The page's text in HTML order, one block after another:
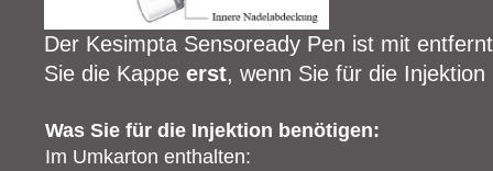
Der Kesimpta Sensoready Pen ist mit
Sie die Kappe erst, wenn Sie für die Injektion
Was Sie für die Injektion benötigen:
Im Umkarton enthalten: